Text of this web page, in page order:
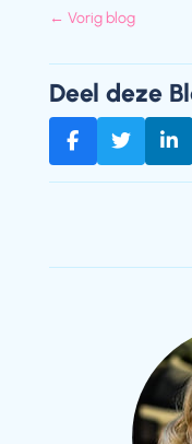
← Vorig blog
Deel deze